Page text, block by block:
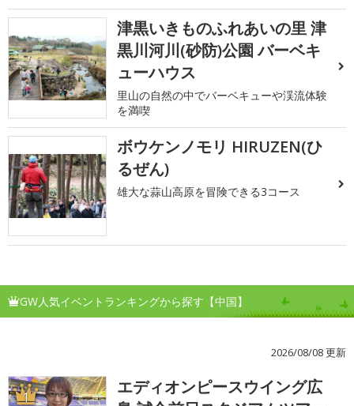
津黒いきものふれあいの里 津
黒川河川(砂防)公園 バーベキ
ューハウス
里山の自然の中でバーベキューや渓流体験
を満喫
ボウケンノモリ HIRUZEN(ひ
るぜん)
雄大な蒜山高原を冒険できる3コース
GW人気イベントランキングから探す【中国】
2026/08/08 更新
1
エディオンピースウイング広